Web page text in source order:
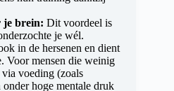
je brein: Dit voordeel is
je wél.
in de hersenen en dient
Voor mensen die weinig
voeding (zoals
onder hoge mentale druk